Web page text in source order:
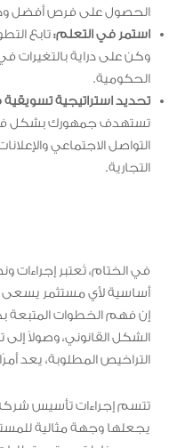
الحصول على فرص أفضل
استمر في التعلم:تابع
وكن على دراية بالتغيرات
الحكومية.
تحديد استراتيجية تسويقية
تستهدف جمهورك بشكل
التواصل الاجتماعي
التجارية.
في الختام، تُعتبر إجراءات
أساسية لأي مستثمر يسعى
إن فهم الخطوات المتبعة
الشكل القانوني، وصولاً
التراخيص المطلوبة، يعد
تتسم إجراءات تأسيس
يجعلها وجهة مثالية